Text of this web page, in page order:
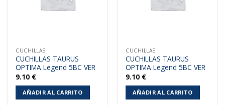
CUCHILLAS
CUCHILLAS TAURUS
OPTIMA Legend 5BC VER
9.10 €
AÑADIR AL CARRITO
CUCHILLAS
CUCHILLAS TAURUS
OPTIMA Legend 5BC VER
9.10 €
AÑADIR AL CARRITO